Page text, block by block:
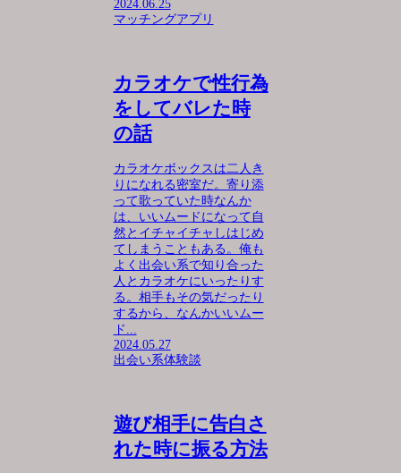
2024.06.25
マッチングアプリ
カラオケで性行為
をしてバレた時
の話
カラオケボックスは二人き
りになれる密室だ。寄り添
って歌っていた時なんか
は、いいムードになって自
然とイチャイチャしはじめ
てしまうこともある。俺も
よく出会い系で知り合った
人とカラオケにいったりす
る。相手もその気だったり
するから、なんかいいムー
ド...
2024.05.27
出会い系体験談
遊び相手に告白さ
れた時に振る方法